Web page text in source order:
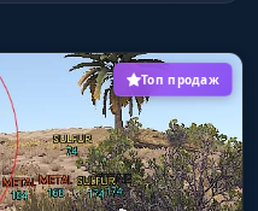
Топ продаж